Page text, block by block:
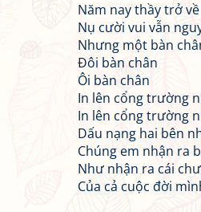
Năm nay thầy trở về
Nụ cười vui vẫn
Nhưng một bàn
Đôi bàn chân
Ôi bàn chân
In lên cổng trường
In lên cổng trường
Dấu nạng hai bên
Chúng em nhận ra
Như nhận ra cái
Của cả cuộc đời